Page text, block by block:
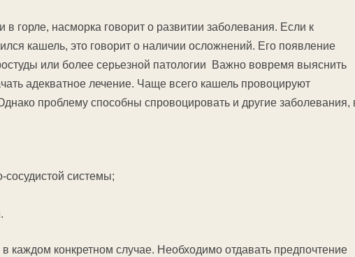
горле, насморка говорит о развитии заболевания. Если к
кашель, это говорит о наличии осложнений. Его появление
или более серьезной патологии Важно вовремя выяснить
адекватное лечение. Чаще всего кашель провоцируют
проблему способны спровоцировать и другие заболевания,
системы;
каждом конкретном случае. Необходимо отдавать предпочтение